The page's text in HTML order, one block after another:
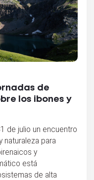
de
los ibones y
de julio un encuentro
naturaleza para
y
está
de alta